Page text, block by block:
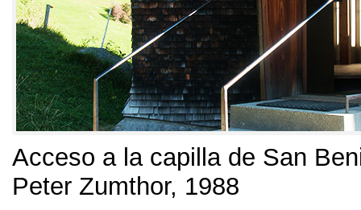
Acceso a la capilla de San
Peter Zumthor, 1988